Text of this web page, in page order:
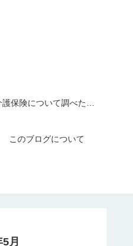
介護保険について調べたこと
このブログについて
月